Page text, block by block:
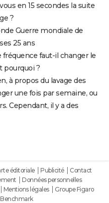
en 15 secondes la suite
?
Guerre mondiale de
25 ans
fréquence faut-il changer le
pourquoi ?
à propos du lavage des
une fois par semaine, ou
Cependant, il y a des
éditoriale Publicité
Contact
Données personnelles
Mentions légales
Groupe Figaro